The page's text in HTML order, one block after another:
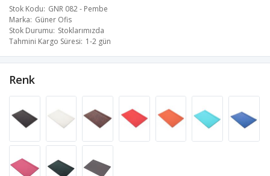
Stok Kodu GNR 082 - Pembe
Marka Güner Ofis
Stok Durumu Stoklarımızda
Tahmini Kargo Süresi 1-2 gün
Renk